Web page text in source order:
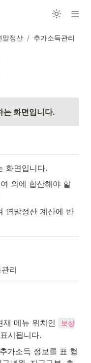
말정산 / 추가소득관리
는 화면입니다.
화면입니다.
외에 합산해야 할
연말정산 계산에 반
리
재 메뉴 위치인
보상
시됩니다.
가소득 정보를 표 형